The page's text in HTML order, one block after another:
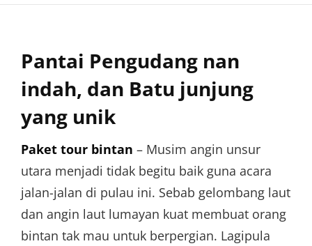
Pantai Pengudang nan
indah, dan Batu junjung
yang unik
Paket tour bintan – Musim angin unsur
utara menjadi tidak begitu baik guna acara
jalan-jalan di pulau ini. Sebab gelombang laut
dan angin laut lumayan kuat membuat orang
bintan tak mau untuk berpergian. Lagipula